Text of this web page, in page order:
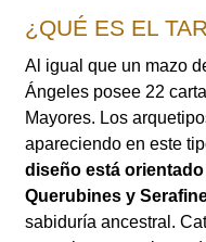
¿QUÉ ES EL
Al igual que un mazo
Ángeles posee 22
Mayores. Los
apareciendo en este
diseño está
Querubines y
sabiduría ancestral.